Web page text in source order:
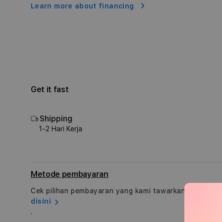
Learn more about financing
Get it fast
Shipping
1-2 Hari Kerja
Metode pembayaran
Cek pilihan pembayaran yang kami tawarkan
disini
.